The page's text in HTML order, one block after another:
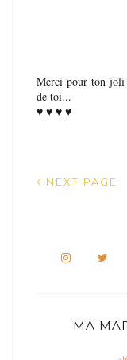
Merci pour ton
de toi...
♥ ♥ ♥ ♥
NEXT PAGE
MA